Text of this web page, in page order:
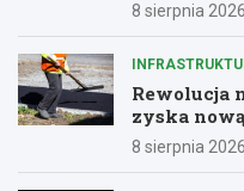
8 sierpnia 2026
Rewolucja
zyska
8 sierpnia 2026